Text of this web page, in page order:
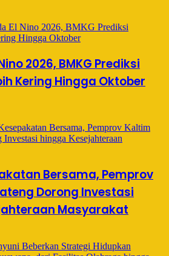
2026, BMKG Prediksi
Kering Hingga Oktober
Bersama, Pemprov
Dorong Investasi
Masyarakat